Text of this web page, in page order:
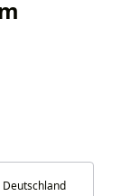
Deutschland